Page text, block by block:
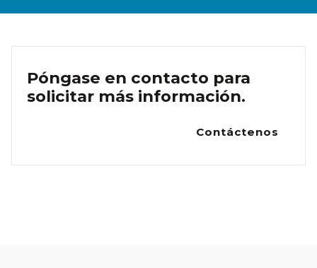
Póngase en contacto para
solicitar más información.
Contáctenos